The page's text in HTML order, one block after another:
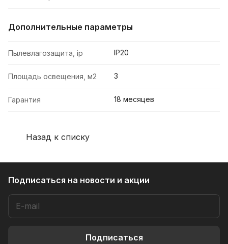
Дополнительные параметры
Пылевлагозащита, ip IP20
Площадь освещения, м2 3
Гарантия 18 месяцев
Назад к списку
Подписаться на новости и акции
Подписаться